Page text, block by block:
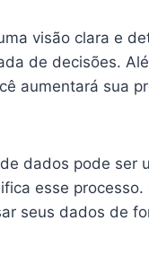
visão clara e
de decisões.
aumentará sua
dados pode ser
esse
seus dados de